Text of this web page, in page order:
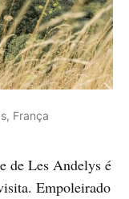
França
de Les Andelys é
Empoleirado